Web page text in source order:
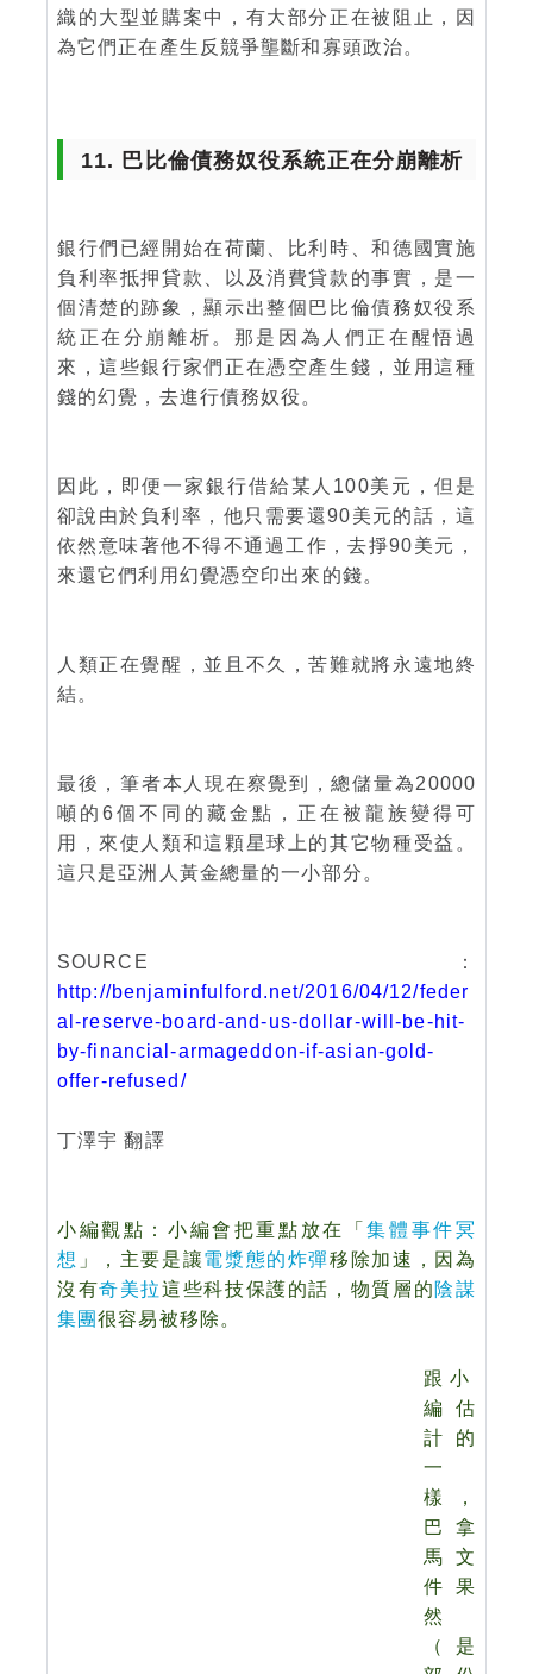
織的大型並購案中，有大部分正在被阻止，因
為它們正在產生反競爭壟斷和寡頭政治。
11. 巴比倫債務奴役系統正在分崩離析
銀行們已經開始在荷蘭、比利時、和德國實施
負利率抵押貸款、以及消費貸款的事實，是一
個清楚的跡象，顯示出整個巴比倫債務奴役系
統正在分崩離析。那是因為人們正在醒悟過
來，這些銀行家們正在憑空產生錢，並用這種
錢的幻覺，去進行債務奴役。
因此，即便一家銀行借給某人100美元，但是
卻說由於負利率，他只需要還90美元的話，這
依然意味著他不得不通過工作，去掙90美元，
來還它們利用幻覺憑空印出來的錢。
人類正在覺醒，並且不久，苦難就將永遠地終
結。
最後，筆者本人現在察覺到，總儲量為20000
噸的6個不同的藏金點，正在被龍族變得可
用，來使人類和這顆星球上的其它物種受益。
這只是亞洲人黃金總量的一小部分。
SOURCE：
http://benjaminfulford.net/2016/04/12/feder
al-reserve-board-and-us-dollar-will-be-hit-
by-financial-armageddon-if-asian-gold-
offer-refused/
丁澤宇 翻譯
小編觀點：小編會把重點放在「集體事件冥
想 」，主要是讓電漿態的炸彈移除加速，因為
沒有奇美拉這些科技保護的話，物質層的 陰謀
集團很容易被移除。
跟小
編估
計的
一
樣，
巴拿
馬文
件果
然
（是